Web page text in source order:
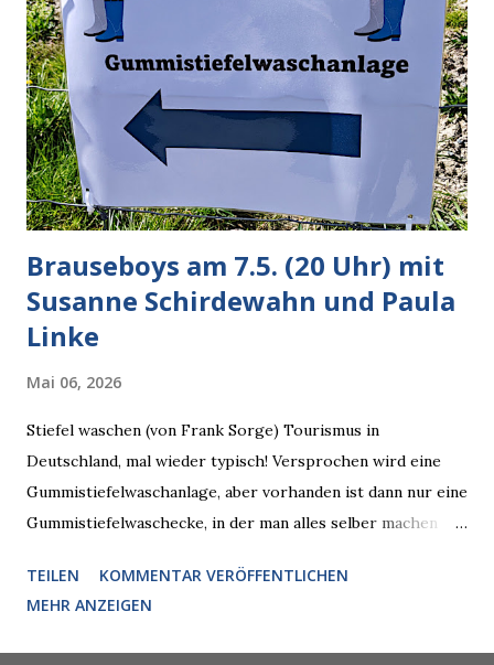
bei diversen Anfragen zu kontroversen Themen auf dem
Weg zu einer Antwort erst einmal Elons eigene Sicht der
Dinge auf Twitter abfragen und entscheidend relevant
verarbeiten muss. Das ist lächerlich und gefährlich
zugleich. Denn eine Information fehlt noch, Grok soll
künftig in den US-amerikanischen Behörden mitarbeiten,
zuvord...
Brauseboys am 7.5. (20 Uhr) mit
Susanne Schirdewahn und Paula
Linke
Mai 06, 2026
Stiefel waschen (von Frank Sorge) Tourismus in
Deutschland, mal wieder typisch! Versprochen wird eine
Gummistiefelwaschanlage, aber vorhanden ist dann nur eine
Gummistiefelwaschecke, in der man alles selber machen
Susanne Schirdewahn und Paula Linke Haus der Sinne
(Ystader Str. 10) Es war ein schöner Ausflug in den
TEILEN
KOMMENTAR VERÖFFENTLICHEN
MEHR ANZEIGEN